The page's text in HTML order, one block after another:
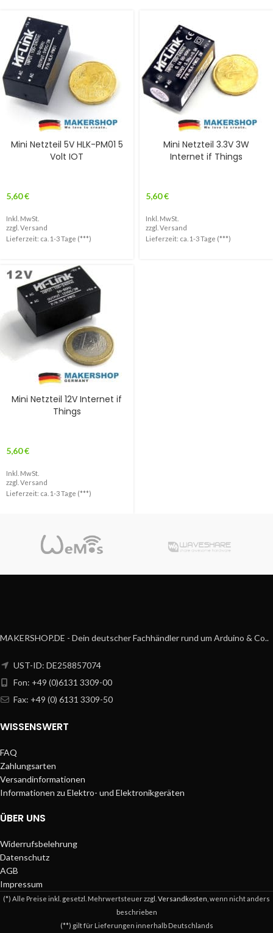
Mini Netzteil 5V HLK-PM01 5
Volt IOT
5,60€
Inkl. MwSt.
zzgl. Versand
Lieferzeit: ca. 1-3 Tage (***)
Mini Netzteil 3.3V 3W
Internet if Things
5,60€
Inkl. MwSt.
zzgl. Versand
Lieferzeit: ca. 1-3 Tage (***)
Mini Netzteil 12V Internet if
Things
5,60€
Inkl. MwSt.
zzgl. Versand
Lieferzeit: ca. 1-3 Tage (***)
MAKERSHOP.DE - Dein deutscher Fachhändler rund um Arduino & Co..
UST-ID: DE258857074
Fon: +49 (0)6131 3309-00
Fax: +49 (0) 6131 3309-50
WISSENSWERT
FAQ
Zahlungsarten
Versandinformationen
Informationen zu Elektro- und Elektronikgeräten
ÜBER UNS
Widerrufsbelehrung
Datenschutz
AGB
Impressum
(*) Alle Preise inkl. gesetzl. Mehrwertsteuer zzgl. Versandkosten , wenn nicht anders
beschrieben
(**) gilt für Lieferungen innerhalb Deutschlands